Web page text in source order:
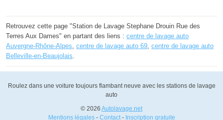
Retrouvez cette page "Station de Lavage Stephane Drouin Rue des
Terres Aux Dames" en partant des liens : centre de lavage auto
Auvergne-Rhône-Alpes centre de lavage auto 69 centre de lavage auto
Belleville-en-Beaujolais
Roulez dans une voiture toujours flambant neuve avec les stations de lavage
auto
© 2026 Autolavage.net
Mentions légales- Contact- Inscription gratuite